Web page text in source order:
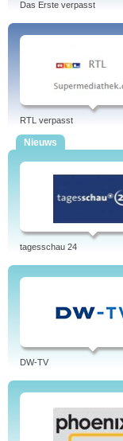
Das Erste verpasst
RTL verpasst
Nieuws
tagesschau 24
DW-TV